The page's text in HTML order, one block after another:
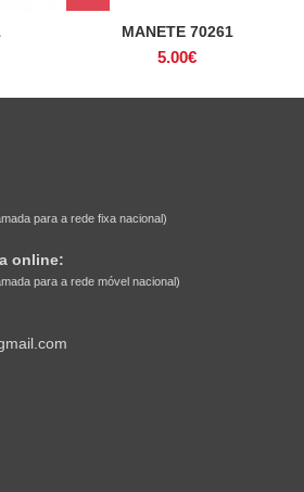
MANETE 70261
5.00€
para a rede fixa nacional)
online:
para a rede móvel nacional)